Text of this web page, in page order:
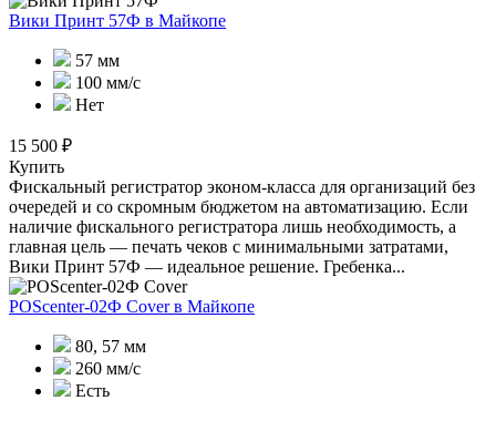
Вики Принт 57Ф в Майкопе
57 мм
100 мм/с
Нет
15 500 ₽
Купить
Фискальный регистратор эконом-класса для организаций без
очередей и со скромным бюджетом на автоматизацию. Если
наличие фискального регистратора лишь необходимость, а
главная цель — печать чеков с минимальными затратами,
Вики Принт 57Ф — идеальное решение. Гребенка...
POScenter-02Ф Coverв Майкопе
80, 57 мм
260 мм/с
Есть